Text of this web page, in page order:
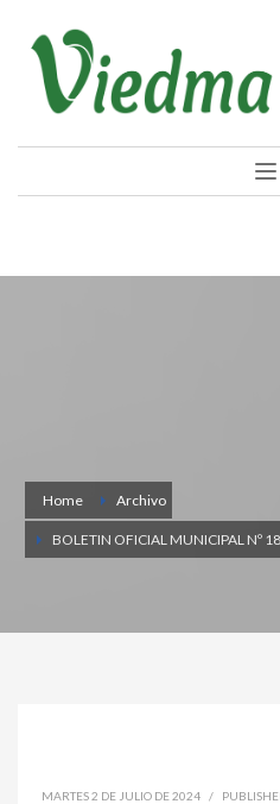
Home Archivo
BOLETIN OFICIAL MUNICIPAL Nº
MARTES 2 DE JULIO DE 2024 /